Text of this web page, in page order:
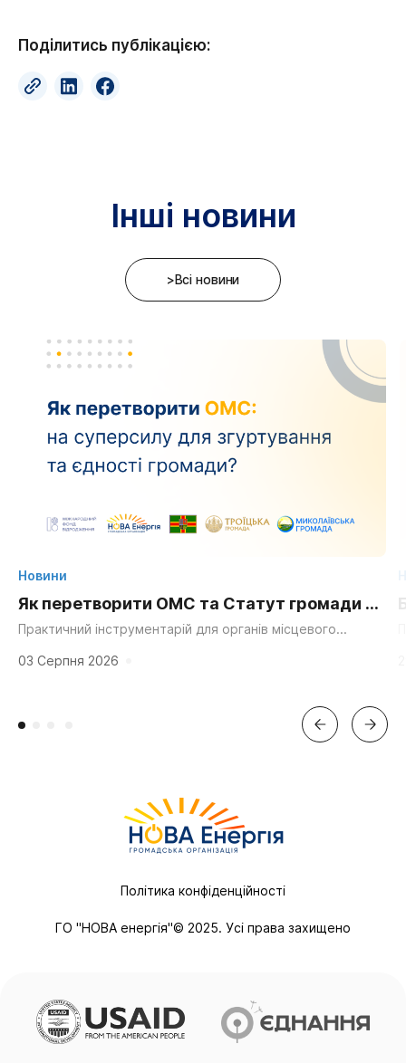
Поділитись публікацією:
Інші новини
>Всі новини
Новини
Як перетворити ОМС та Статут громади на
суперсилу для згуртування та єдності?
Практичний інструментарій для органів місцевого
мешканців. «Мальовнича природа», «працьовиті люди»,
«багата історія» та «вигідне...
03 Серпня 2026
ГО "НОВА енергія"© 2025. Усі права захищено
Політика конфіденційності